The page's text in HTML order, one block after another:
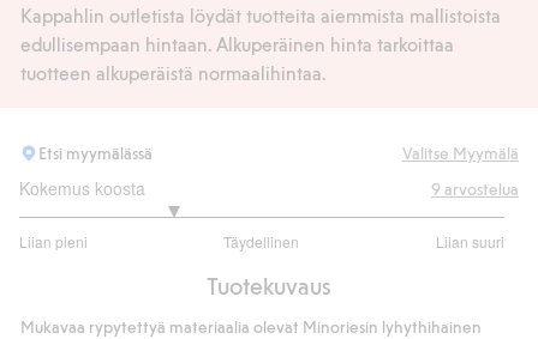
Kappahlin outletista löydät tuotteita aiemmista mallistoista
edullisempaan hintaan. Alkuperäinen hinta tarkoittaa
tuotteen alkuperäistä normaalihintaa.
Etsi myymälässä Valitse Myymälä
Kokemus koosta
Liian pieni Täydellinen Liian suuri
/
ääneen
9 arvostelua
Tuotekuvaus
Mukavaa rypytettyä materiaalia olevat Minoriesin lyhythihainen